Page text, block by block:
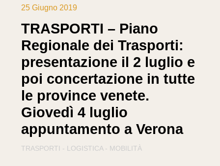
25 Giugno 2019
TRASPORTI – Piano
Regionale dei Trasporti:
presentazione il 2 luglio e
poi concertazione in tutte
le province venete.
Giovedì 4 luglio
appuntamento a Verona
TRASPORTI - LOGISTICA - MOBILITÀ